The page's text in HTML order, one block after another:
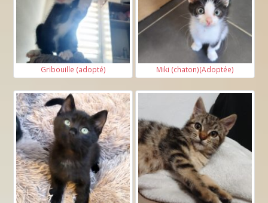
Gribouille (adopté) Miki (chaton)(Adoptée)